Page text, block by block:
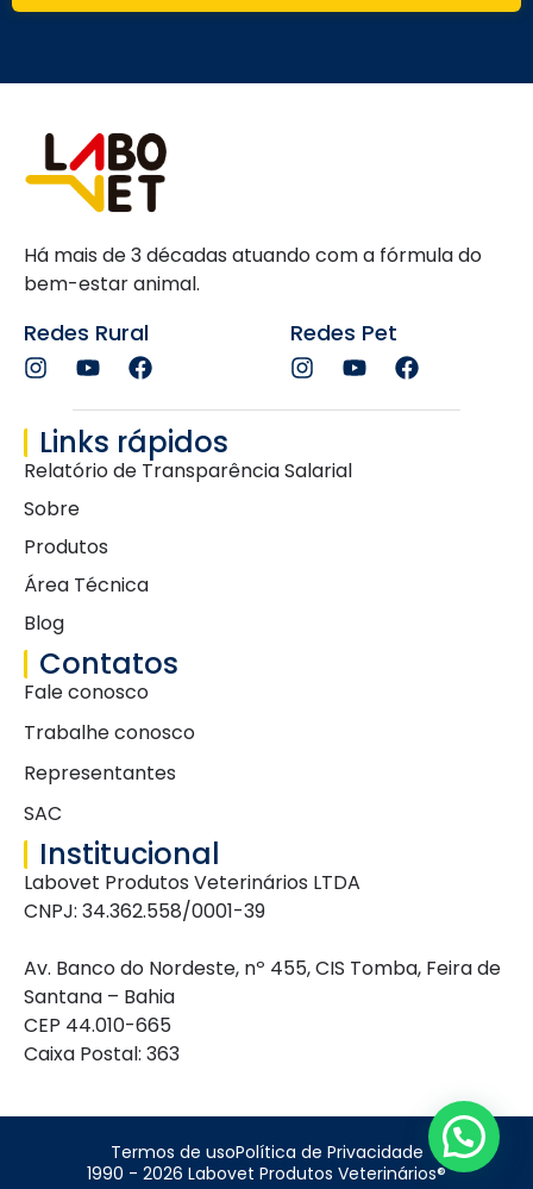
Há mais de 3 décadas atuando com a fórmula do
bem-estar animal.
Redes Rural Redes Pet
Links rápidos
Relatório de Transparência Salarial
Sobre
Produtos
Área Técnica
Blog
Contatos
Fale conosco
Trabalhe conosco
Representantes
SAC
Institucional
Labovet Produtos Veterinários LTDA
CNPJ: 34.362.558/0001-39
Av. Banco do Nordeste, nº 455, CIS Tomba, Feira de
Santana – Bahia
CEP 44.010-665
Caixa Postal: 363
Termos de usoPolítica de Privacidade
1990 - 2026 Labovet Produtos Veterinários®